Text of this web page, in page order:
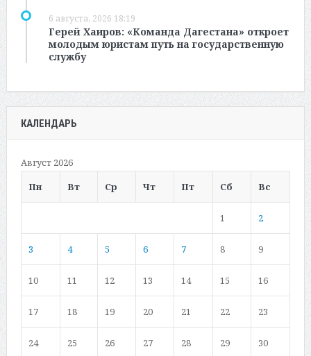
6 августа, 2026 18:19
Герей Хаиров: «Команда Дагестана» откроет
молодым юристам путь на государственную
службу
КАЛЕНДАРЬ
Август 2026
Пн
Вт Ср Чт Пт Сб Вс
1 2
3 4 5 6 7 8 9
10 11 12 13 14 15 16
17 18 19 20 21 22 23
24 25 26 27 28 29 30